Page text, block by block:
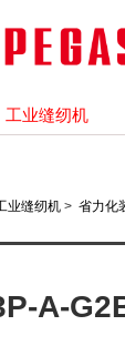
工业缝纫机
业缝纫机 > 省力化
A-